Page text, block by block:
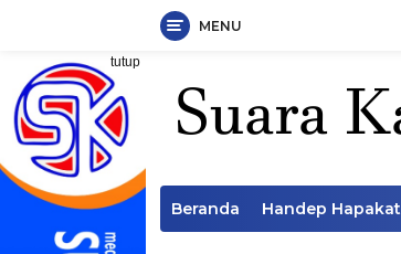
Langsung
konten
MENU
tutup
Beranda Handep Hapakat